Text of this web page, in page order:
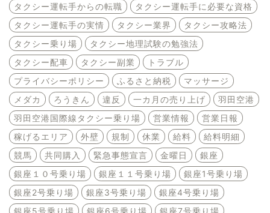
タクシー運転手からの転職
タクシー運転手に必要な資格
タクシー運転手の実情
タクシー業界
タクシー攻略法
タクシー乗り場
タクシー地理試験の勉強法
タクシー配車
タクシー副業
トラブル
プライバシーポリシー
ふるさと納税
マッサージ
メダカ
ろうきん 違反 一カ月の売り上げ
羽田空港
羽田空港国際線タクシー乗り場
営業情報
営業日報
稼げるエリア
外壁 規制 休業 給料
給料明細
競馬
共同購入 緊急事態宣言 金曜日
銀座
銀座１０号乗り場
銀座１１号乗り場
銀座1号乗り場
銀座2号乗り場
銀座3号乗り場
銀座4号乗り場